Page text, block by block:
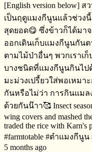
[English version
เป็นฤดูแมงกีนูนแล้วช่วง
สุดยอด😋 ซึ่งข้าวก็ได้มา
ออกเดินเก็บแมงกีนูนกัน
ตามไม้ป่าอื่นๆ​ พวกเราเ
บางชนิดที่แมงกีนูนกินไป
มะม่วงเปรี้ยวใส่พอเหม
กันหรือไม่​ว่า​ การกินแม
ด้วยกันน๊าา🥰 Insect
wing covers and mashed
traded the rice with Karn's
#farmtotable #ตำแมงกีนูน​
5 months ago